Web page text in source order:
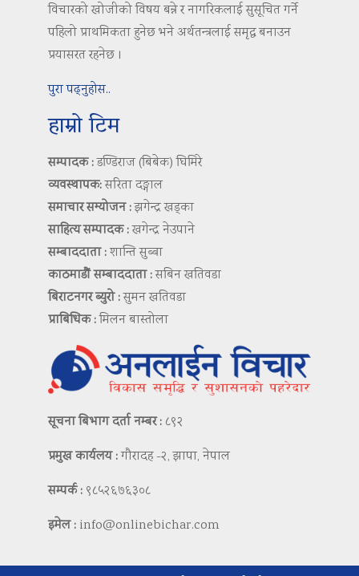
विचारको खोजीको विषय बन्ने र नागरिकलाई सुसूचित गर्ने
पहिलो प्राथमिकता हुनेछ भने अर्थतन्त्रलाई समृद्ध बनाउन
प्रयासरत रहनेछ ।
पुरा पढ्नुहोस..
हाम्रो टिम
सम्पादक :डण्डिराज (बिबेक) घिमिरे
व्यवस्थापक:सरिता दङ्गाल
समाचार सम्योजन :झगेन्द्र खड्का
साहित्य सम्पादक :खगेन्द्र नेउपाने
सम्बाददाता :शान्ति सुब्बा
काठमाडौं सम्बाददाता :सबिन खतिवडा
बिराटनगर ब्युरो :सुमन खतिवडा
प्राबिधिक :मिलन बास्तोला
सूचना बिभाग दर्ता नम्बर : ८९२
प्रमुख कार्यलय :गौरादह -२, झापा, नेपाल
सम्पर्क : ९८५२६७६३०८
इमेल : info@onlinebichar.com